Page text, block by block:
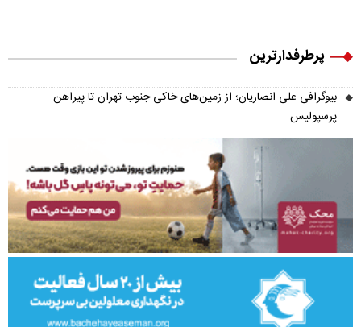
پرطرفدارترین
بیوگرافی علی انصاریان؛ از زمین‌های خاکی جنوب تهران تا پیراهن
پرسپولیس